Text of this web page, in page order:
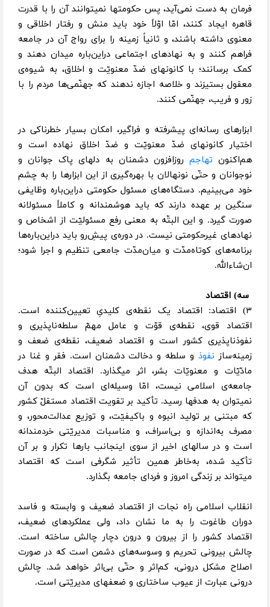
فرمان به دست نمی‌آید، پس حکومتها نمیتوانند آن را با قدرت
قاهره ایجاد کنند، امّا اوّلاً خود باید منش و رفتار اخلاقی و
معنوی داشته باشند، و ثانیاً زمینه‌ را برای رواج آن در جامعه
فراهم کنند و به نهادهای اجتماعی دراین‌باره میدان دهند و
کمک برسانند؛ با کانونهای ضدّ معنویّت و اخلاق، به شیوه‌ی
معقول بستیزند و خلاصه اجازه ندهند که جهنّمی‌ها مردم را با
زور و فریب، جهنّمی کنند.
ابزارهای رسانه‌ای پیشرفته و فراگیر، امکان بسیار خطرناکی در
اختیار کانونهای ضدّ معنویّت و ضدّ اخلاق نهاده است و
هم‌اکنون تهاجم روزافزون دشمنان به دلهای پاک جوانان و
نوجوانان و حتّی نونهالان با بهره‌گیری از این ابزارها را به چشم
خود می‌بینیم. دستگاه‌های مسئول حکومتی دراین‌باره وظایفی
سنگین بر عهده دارند که باید هوشمندانه و کاملاً مسئولانه
صورت گیرد. و این البتّه به معنی رفع مسئولیّت از اشخاص و
نهادهای غیرحکومتی نیست. در دوره‌ی پیش‌ِرو باید دراین‌باره‌ها
برنامه‌های کوتاه‌مدّت و میان‌مدّت جامعی تنظیم و اجرا شود؛
ان‌شاء‌الله.
سه) اقتصاد
۳) اقتصاد: اقتصاد یک نقطه‌ی کلیدیِ تعیین‌کننده است.
اقتصاد قوی، نقطه‌ی قوّت و عامل مهمّ سلطه‌ناپذیری و
نفوذناپذیری کشور است و اقتصاد ضعیف، نقطه‌ی ضعف و
زمینه‌‌ساز نفوذ و سلطه و دخالت دشمنان است. فقر و غنا در
مادّیّات و معنویّات بشر، اثر میگذارد. اقتصاد البتّه هدف
جامعه‌ی اسلامی نیست، امّا وسیله‌ای است که بدون آن
نمیتوان به هدفها رسید. تأکید بر تقویت اقتصاد مستقلّ کشور
که مبتنی‌ بر تولید انبوه و باکیفیّت، و توزیع عدالت‌محور، و
مصرف به‌اندازه و بی‌اسراف، و مناسبات مدیریّتی خردمندانه
است و در سالهای اخیر از سوی اینجانب بارها تکرار و بر آن
تأکید شده، به‌خاطر همین تأثیر شگرفی است که اقتصاد
میتواند بر زندگی امروز و فردای جامعه بگذارد.
انقلاب اسلامی راه نجات از اقتصاد ضعیف و وابسته و فاسد
دوران طاغوت را به ما نشان داد، ولی عملکردهای ضعیف،
اقتصاد کشور را از بیرون و درون دچار چالش ساخته است.
چالش بیرونی تحریم و وسوسه‌ها‌ی دشمن است که در صورت
اصلاح مشکل درونی، کم‌اثر و حتّی بی‌اثر خواهد شد. چالش
درونی عبارت از عیوب ساختاری و ضعفهای مدیریّتی است.